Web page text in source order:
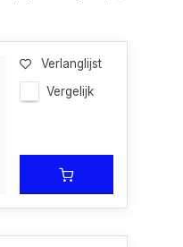
Verlanglijst
Vergelijk